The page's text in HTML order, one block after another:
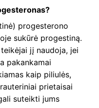
progesterono
sukūrė progestiną.
jį naudoja, jei
pakankamai
kaip piliulės,
prietaisai
suteikti jums